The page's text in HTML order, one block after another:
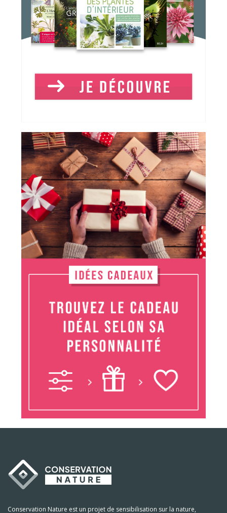
Conservation Nature est un projet de sensibilisation sur la nature,